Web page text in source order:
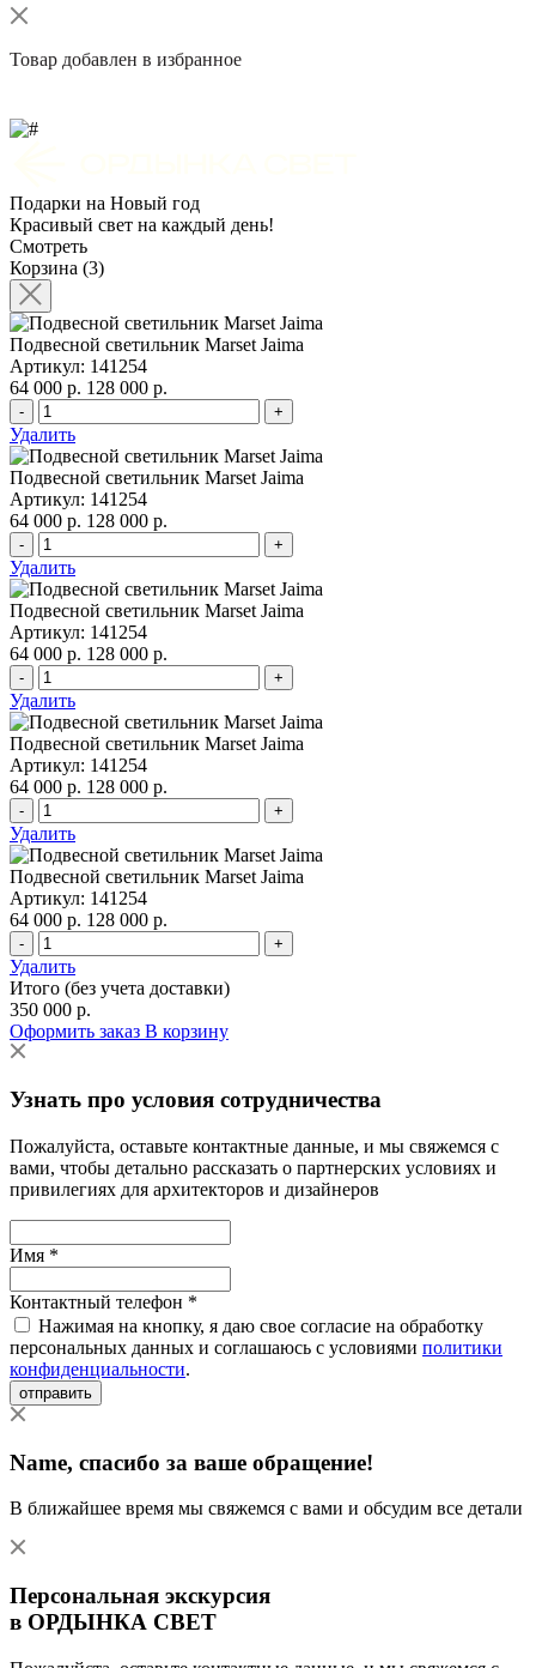
Товар добавлен в избранное
Подарки на Новый год
Красивый свет на каждый день!
Смотреть
Корзина (3)
Подвесной светильник Marset Jaima
Артикул: 141254
64 000 р. 128 000 р.
- +
Удалить
Подвесной светильник Marset Jaima
Артикул: 141254
64 000 р. 128 000 р.
- +
Удалить
Подвесной светильник Marset Jaima
Артикул: 141254
64 000 р. 128 000 р.
- +
Удалить
Подвесной светильник Marset Jaima
Артикул: 141254
64 000 р. 128 000 р.
- +
Удалить
Подвесной светильник Marset Jaima
Артикул: 141254
64 000 р. 128 000 р.
- +
Удалить
Итого (без учета доставки)
350 000 р.
Оформить заказ В корзину
Узнать про условия сотрудничества
Пожалуйста, оставьте контактные данные, и мы свяжемся с
вами, чтобы детально рассказать о партнерских условиях и
привилегиях для архитекторов и дизайнеров
Имя *
Контактный телефон *
Нажимая на кнопку, я даю свое согласие на обработку
персональных данных и соглашаюсь с условиями политики
конфиденциальности.
отправить
Name, спасибо за ваше обращение!
В ближайшее время мы свяжемся с вами и обсудим все детали
Персональная экскурсия
в ОРДЫНКА СВЕТ